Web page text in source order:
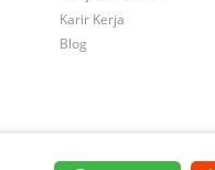
Karir Kerja
Blog